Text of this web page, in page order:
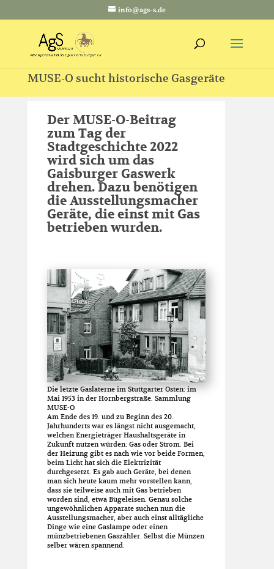
info@ags-s.de
MUSE-O sucht historische Gasgeräte
Der MUSE-O-Beitrag
zum Tag der
Stadtgeschichte 2022
wird sich um das
Gaisburger Gaswerk
drehen. Dazu benötigen
die Ausstellungsmacher
Geräte, die einst mit Gas
betrieben wurden.
Die letzte Gaslaterne im Stuttgarter Osten: im
Mai 1953 in der Hornbergstraße. Sammlung
MUSE-O
Am Ende des 19. und zu Beginn des 20.
Jahrhunderts war es längst nicht ausgemacht,
welchen Energieträger Haushaltsgeräte in
Zukunft nutzen würden: Gas oder Strom. Bei
der Heizung gibt es nach wie vor beide Formen,
beim Licht hat sich die Elektrizität
durchgesetzt. Es gab auch Geräte, bei denen
man sich heute kaum mehr vorstellen kann,
dass sie teilweise auch mit Gas betrieben
worden sind, etwa Bügeleisen. Genau solche
ungewöhnlichen Apparate suchen nun die
Ausstellungsmacher, aber auch einst alltägliche
Dinge wie eine Gaslampe oder einen
münzbetriebenen Gaszähler. Selbst die Münzen
selber wären spannend.